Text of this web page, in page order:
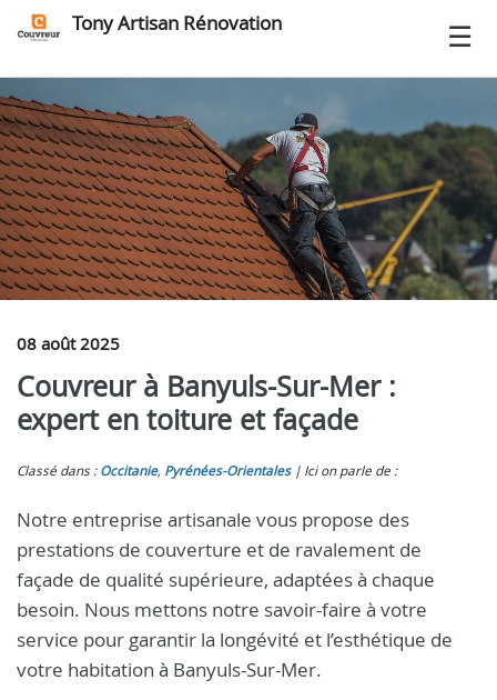
Tony Artisan Rénovation
08 août 2025
Couvreur à Banyuls-Sur-Mer :
expert en toiture et façade
Classé dans : Occitanie, Pyrénées-Orientales Ici on parle de :
Notre entreprise artisanale vous propose des
prestations de couverture et de ravalement de
façade de qualité supérieure, adaptées à chaque
besoin. Nous mettons notre savoir-faire à votre
service pour garantir la longévité et l’esthétique de
votre habitation à Banyuls-Sur-Mer.